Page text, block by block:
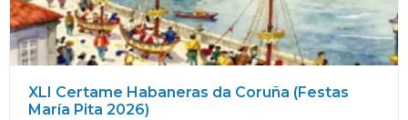
XLI Certame Habaneras da Coruña (Festas
María Pita 2026)